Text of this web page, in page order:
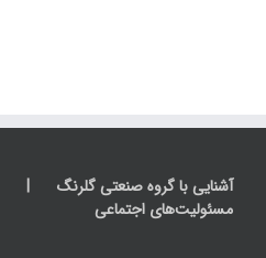
آشنایی با گروه صنعتی گلرنگ
مسئولیت‌های اجتماعی